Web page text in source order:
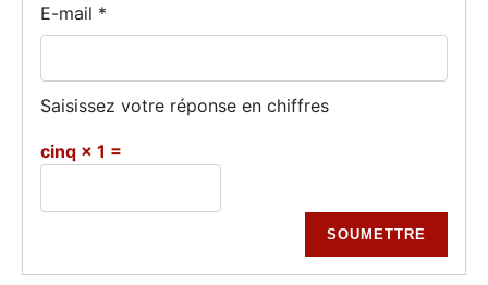
E-mail *
Saisissez votre réponse en chiffres
cinq × 1 =